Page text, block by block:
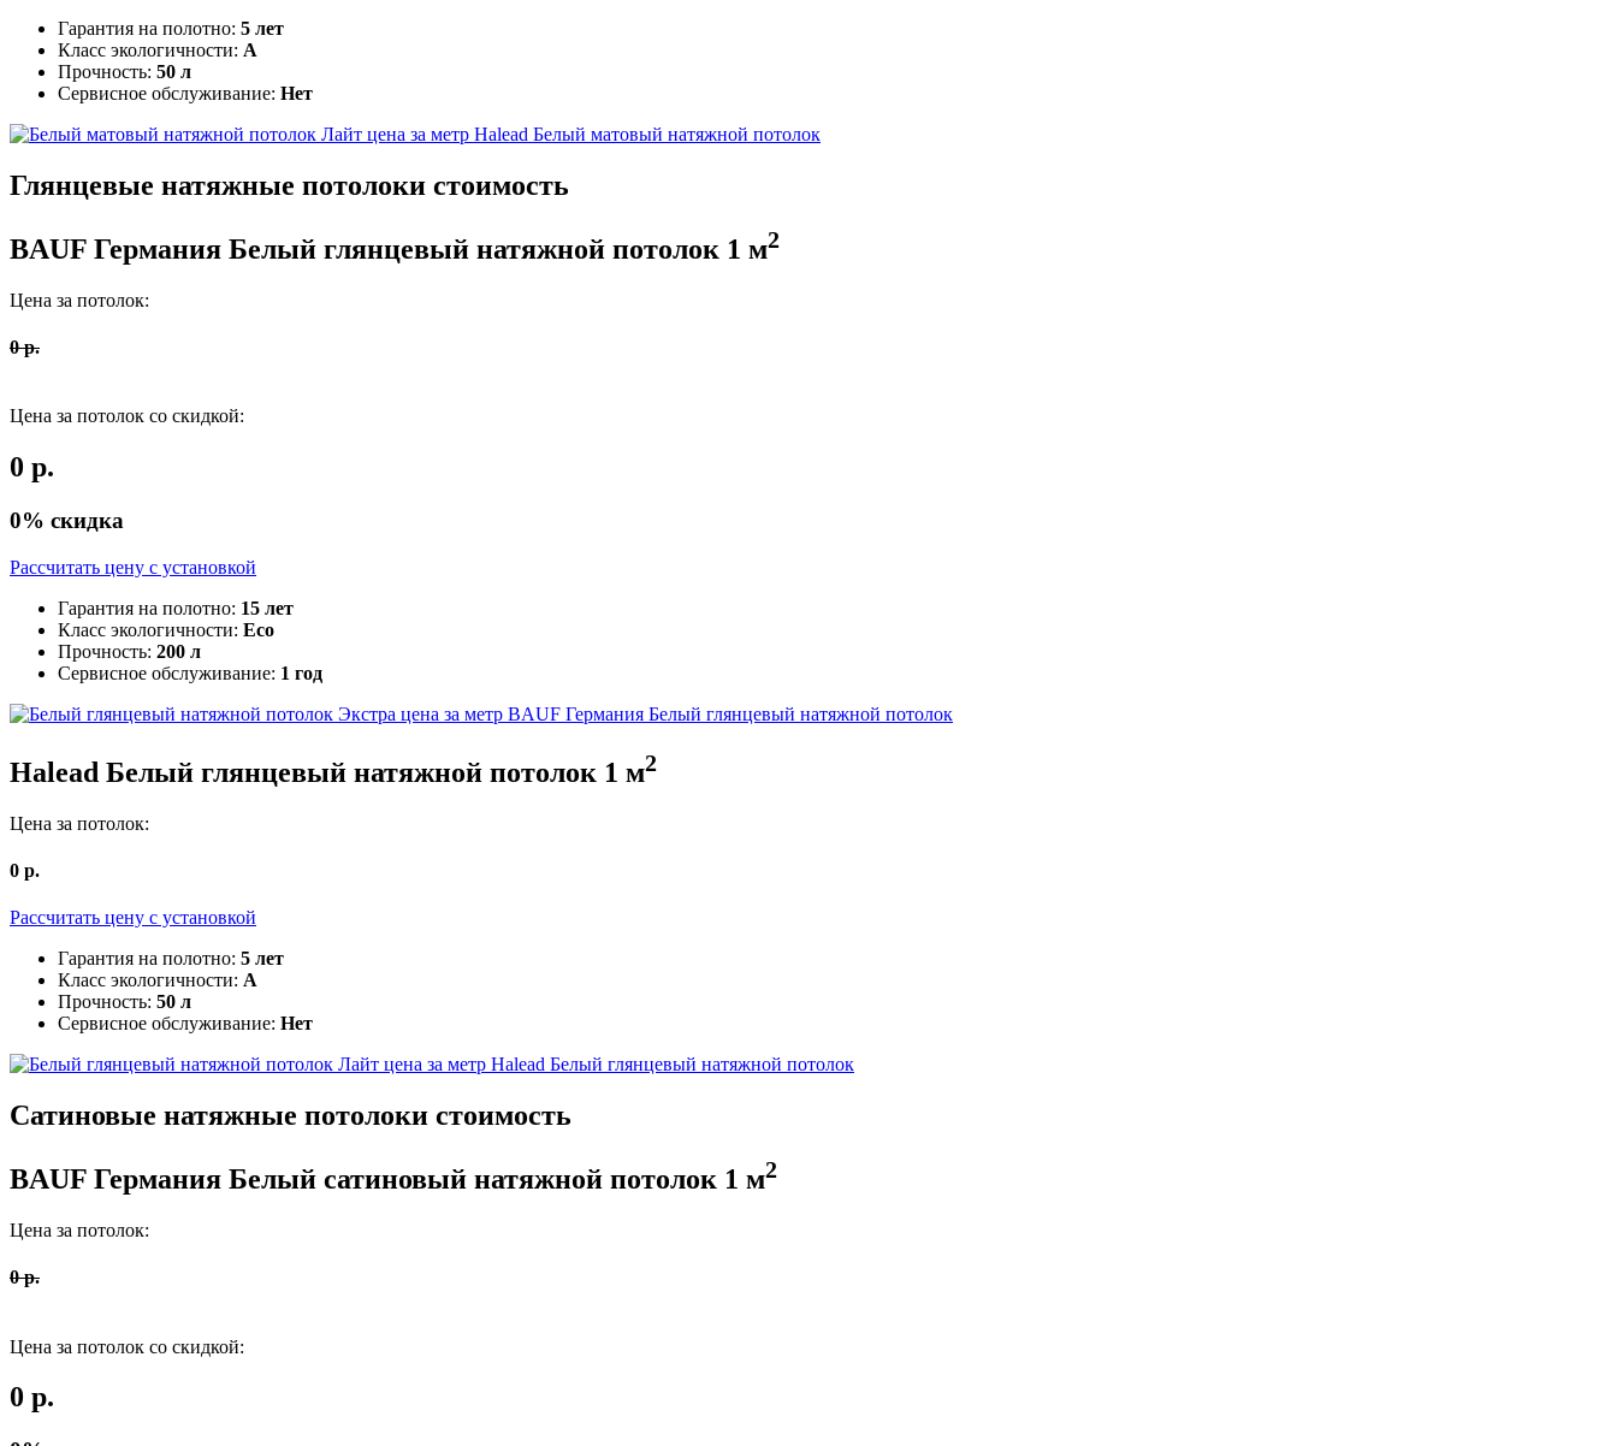
Гарантия на полотно: 5 лет
Класс экологичности: А
Прочность: 50 л
Сервисное обслуживание: Нет
Halead Белый матовый натяжной потолок
Глянцевые натяжные потолоки стоимость
BAUF Германия Белый глянцевый натяжной потолок 1 м2
Цена за потолок:
0р.
Цена за потолок со скидкой:
0 р.
0% скидка
Рассчитать цену c установкой
Гарантия на полотно: 15 лет
Класс экологичности: Eco
Прочность: 200 л
Сервисное обслуживание: 1 год
BAUF Германия Белый глянцевый натяжной потолок
Halead Белый глянцевый натяжной потолок 1 м2
Цена за потолок:
0 р.
Рассчитать цену c установкой
Гарантия на полотно: 5 лет
Класс экологичности: А
Прочность: 50 л
Сервисное обслуживание: Нет
Halead Белый глянцевый натяжной потолок
Сатиновые натяжные потолоки стоимость
BAUF Германия Белый сатиновый натяжной потолок 1 м2
Цена за потолок:
0р.
Цена за потолок со скидкой:
0 р.